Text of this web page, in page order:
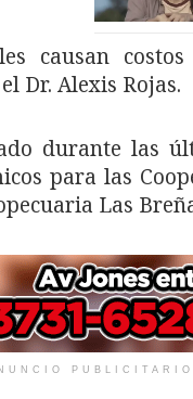
causan
Dr. Alexis Rojas.
durante las
para las
Las
PUBLICITARIO